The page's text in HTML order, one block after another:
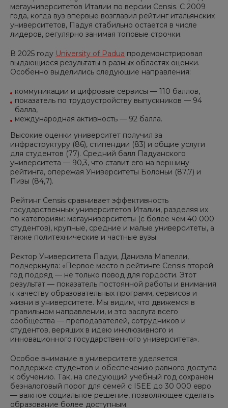
мегауниверситетов Италии по версии Censis. С 2009
года, когда вуз впервые возглавил рейтинг итальянских
университетов, Падуя стабильно остается в числе
лидеров, регулярно занимая топовые строчки.
В 2025 году University of Padua продемонстрировал
выдающиеся результаты в разных областях оценки.
Особенно выделились следующие направления:
коммуникации и цифровые сервисы — 110 баллов,
показатель по трудоустройству выпускников — 94
балла,
международная активность — 92 балла.
Высокие оценки университет получил за
инфраструктуру (86), стипендии (83) и общие услуги
для студентов (77). Средний балл Падуанского
университета — 90,3, что ставит его на вершину
рейтинга, опережая Университеты Болоньи (87,7) и
Пизы (84,7).
Рейтинг Censis сравнивает эффективность
государственных университетов Италии, разделяя их
по категориям: мегауниверситеты (с более чем 40 000
студентов), крупные, средние и малые университеты, а
также политехнические и частные вузы.
Ректор Университета Падуи, Даниэла Мапелли,
подчеркнула: «Первое место в рейтинге Censis второй
год подряд — не только повод для гордости. Этот
результат — показатель постоянной работы и внимания
к качеству образовательных программ, сервисов и
жизни в университете. Мы видим, что движемся в
правильном направлении, и это заслуга всего
сообщества — преподавателей, сотрудников и
студентов, верящих в идею инклюзивного и
инновационного государственного университета».
Особое внимание в университете уделяется
поддержке студентов и обеспечению равного доступа
к обучению. Так, на следующий учебный год сохранен
безналоговый порог для семей с ISEE до 30 000 евро
— важное социальное решение, позволяющее сделать
образование более доступным.